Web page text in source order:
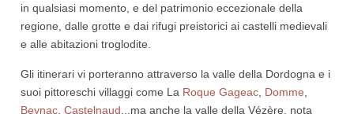
in qualsiasi momento, e del patrimonio eccezionale della
regione, dalle grotte e dai rifugi preistorici ai castelli medievali
e alle abitazioni troglodite.
Gli itinerari vi porteranno attraverso la valle della Dordogna e i
suoi pittoreschi villaggi come La Roque Gageac Domme
Beynac Castelnaud ...ma anche la valle della Vézère, nota